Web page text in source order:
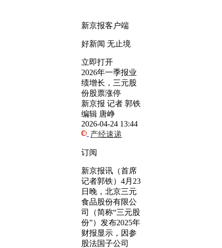
新京报客户端
好新闻 无止境
立即打开
2026年一季报业
绩增长，三元股
份股票涨停
新京报 记者 郭铁
编辑 唐峥
2026-04-24 13:44
产经速递
订阅
新京报讯（首席
记者郭铁）4月23
日晚，北京三元
食品股份有限公
司（简称“三元股
份”）发布2025年
财报显示，因参
股法国子公司